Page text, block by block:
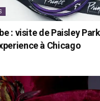
: visite de Paisley
à Chicago